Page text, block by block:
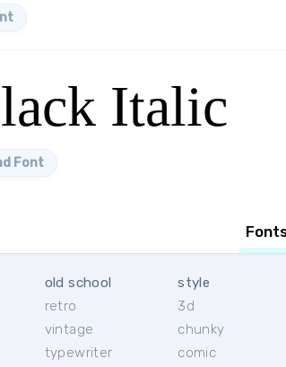
Italic
Font
old school
retro
vintage
typewriter
style
3d
chunky
comic